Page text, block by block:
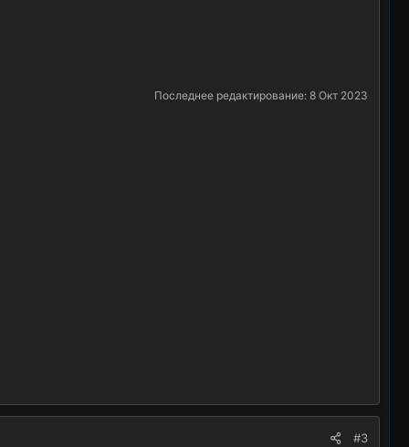
Последнее редактирование: 8 Окт 2023
#3